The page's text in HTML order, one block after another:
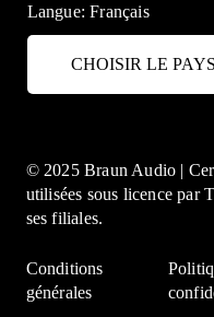
Langue:Français
CHOISIR LE
© 2025 Braun Audio |
utilisées sous licence par
ses filiales.
Conditions
générales